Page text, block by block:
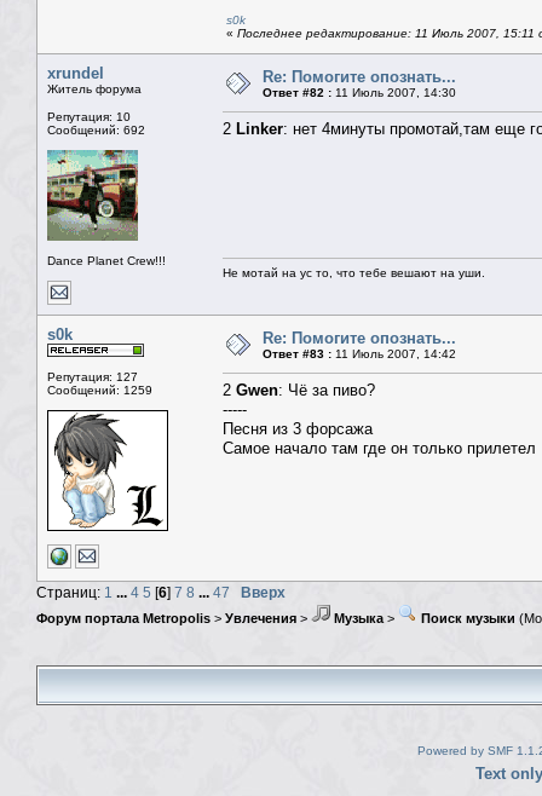
s0k
« Последнее редактирование: 11 Июль 2007, 15:11
xrundel
Житель форума
Репутация: 10
Сообщений: 692
Dance Planet Crew!!!
Re: Помогите опознать...
Ответ #82 : 11 Июль 2007, 14:30
2 Linker: нет 4минуты промотай,там еще
Не мотай на ус то, что тебе вешают на уши.
s0k
Репутация: 127
Сообщений: 1259
Re: Помогите опознать...
Ответ #83 : 11 Июль 2007, 14:42
2 Gwen: Чё за пиво?
-----
Песня из 3 форсажа
Самое начало там где он только прилетел
Страниц: 1 ... 4 5 [6] 7 8 ... 47 Вверх
Форум портала Metropolis > Увлечения > Музыка > Поиск музыки
Powered by SMF
Text